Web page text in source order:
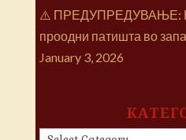
⚠️ ПРЕДУПРЕДУВАЊЕ:
проодни патишта во
January 3, 2026